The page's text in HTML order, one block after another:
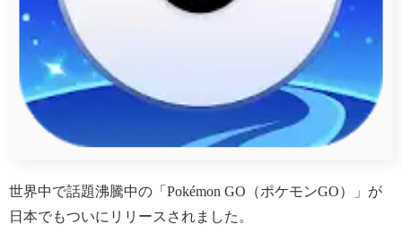
世界中で話題沸騰中の「Pokémon GO（ポケモンGO）」が
日本でもついにリリースされました。